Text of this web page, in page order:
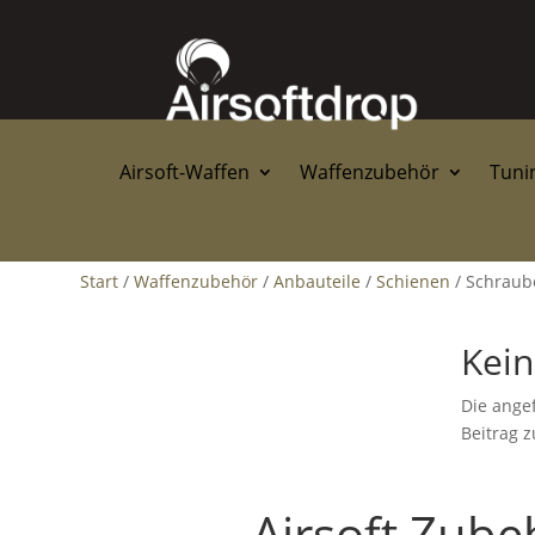
Airsoft-Waffen Waffenzubehör
Start /Waffenzubehör /Anbauteile /Schienen /
Die
Beitrag